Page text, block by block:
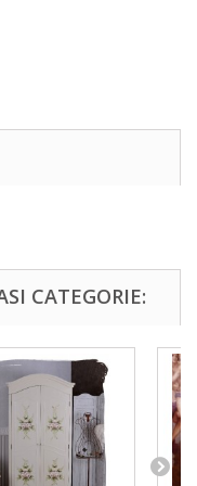
CATEGORIE: